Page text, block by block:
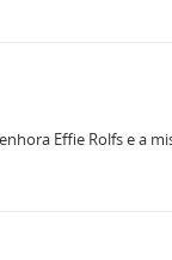
Effie Rolfs e a